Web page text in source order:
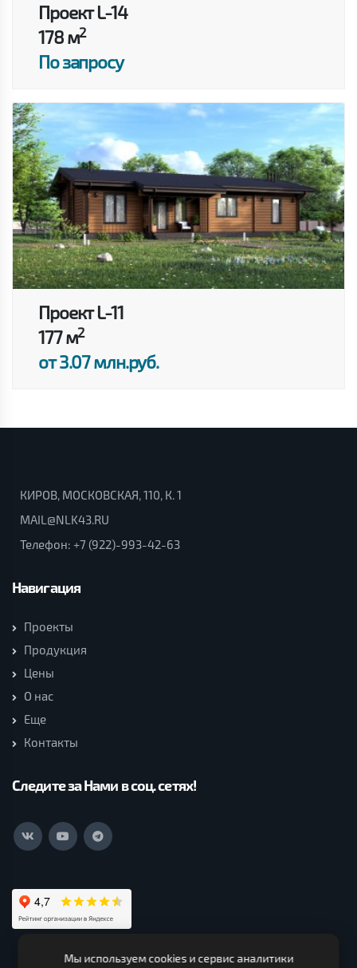
Проект L-14
178 м2
По запросу
Проект L-11
177 м2
от 3.07 млн.руб.
КИРОВ, МОСКОВСКАЯ, 110, К. 1
MAIL@NLK43.RU
Телефон: +7 (922)-993-42-63
Навигация
Проекты
Продукция
Цены
О нас
Еще
Контакты
Следите за Нами в соц. сетях!
Мы используем cookies и сервис аналитики